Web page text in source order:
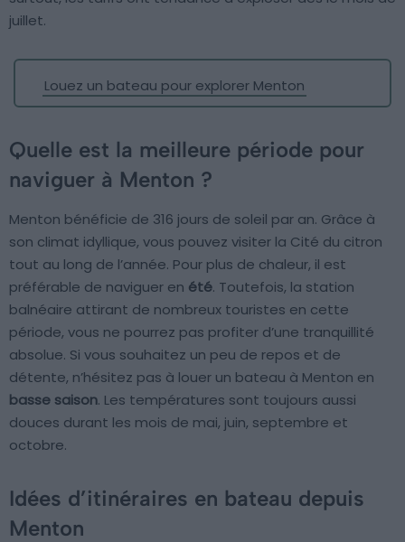
juillet.
Louez un bateau pour explorer Menton
Quelle est la meilleure période pour
naviguer à Menton ?
Menton bénéficie de 316 jours de soleil par an. Grâce à
son climat idyllique, vous pouvez visiter la Cité du citron
tout au long de l’année. Pour plus de chaleur, il est
préférable de naviguer en été. Toutefois, la station
balnéaire attirant de nombreux touristes en cette
période, vous ne pourrez pas profiter d’une tranquillité
absolue. Si vous souhaitez un peu de repos et de
détente, n’hésitez pas à louer un bateau à Menton en
basse saison. Les températures sont toujours aussi
douces durant les mois de mai, juin, septembre et
octobre.
Idées d’itinéraires en bateau depuis
Menton